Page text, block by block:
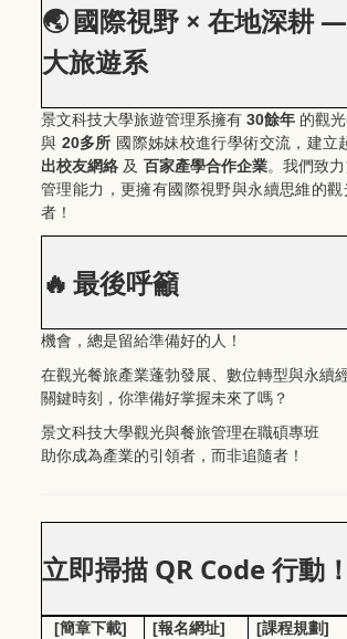
🌏 國際視野 ×在地深耕
大旅遊系
景文科技大學旅遊管理系擁有 30餘年 的觀
與 20多所 國際姊妹校進行學術交流，建立
出校友網絡 及 百家產學合作企業。我們致
管理能力，更擁有國際視野與永續思維的
者！
🔥 最後呼籲
機會，總是留給準備好的人！
在觀光餐旅產業蓬勃發展、數位轉型與永續
關鍵時刻，你準備好掌握未來了嗎？
景文科技大學觀光與餐旅管理在職碩專班
助你成為產業的引領者，而非追隨者！
立即掃描 QR Code行動！
[簡章下載] [報名網址] [課程規劃]